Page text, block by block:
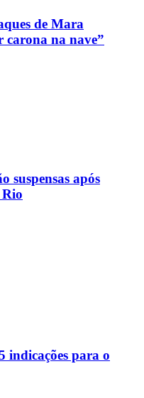
de Mara
na nave”
suspensas após
indicações para o